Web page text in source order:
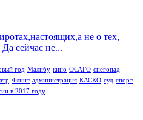
не о тех,
сейчас не...
год Малибу кино ОСАГО снегопад
Флинт администрация КАСКО суд спорт
в 2017 году